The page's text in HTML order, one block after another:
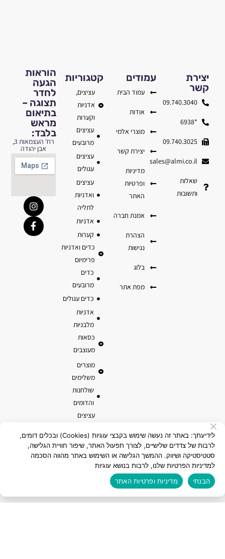
הוראות
הגעה
לחדר
תצוגה –
בתיאום
מראש
בלבד:
רח' העצמאות 3,
אבן יהודה
קטגוריות
עציצים,
אדניות
וקערות
עציצים
מרובעים
עציצים
עגולים
עציצים
ואדניות
לתליה
אדניות
קערות
כדים ואדניות
פרימיום
כדים
מרובעים
כדים עגולים
אדניות
מלבניות
כסאות
מעוצבים
מוצרים
משלימים
שולחנות
והדומים
עציצים
טרקוטה
מוצרי קוקוס
עמודים
עמוד הבית
אודות
מוצרי אלמי
יצירת קשר
מדיניות
ופרטיות
האתר
אמנת חברה
הצהרת
נגישות
בלוג
מפת אתר
יצירת
קשר
09.740.3040
*6938
09.740.3025
sales@almi.co.il
שאלות
ותשובות
לידיעתך: באתר זה נעשה שימוש בקבצי עוגיות (Cookies) ובכלים דומים,
לרבות של צדדים שלישיים, לצורך תפעול האתר, שיפור חוויית הגלישה,
סטטיסטיקה ושיווק. ההמשך הגלישה או השימוש באתר מהווה הסכמה
למדיניות הפרטיות שלנו, לרבות בנושא עוגיות
הבנתי
מדיניות ופרטיות האתר